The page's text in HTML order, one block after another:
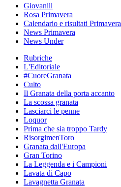
Giovanili
Rosa Primavera
Calendario e risultati Primavera
News Primavera
News Under
Rubriche
L'Editoriale
#CuoreGranata
Culto
Il Granata della porta accanto
La scossa granata
Lasciarci le penne
Loquor
Prima che sia troppo Tardy
RisorgimenToro
Granata dall'Europa
Gran Torino
La Leggenda e i Campioni
Lavata di Capo
Lavagnetta Granata